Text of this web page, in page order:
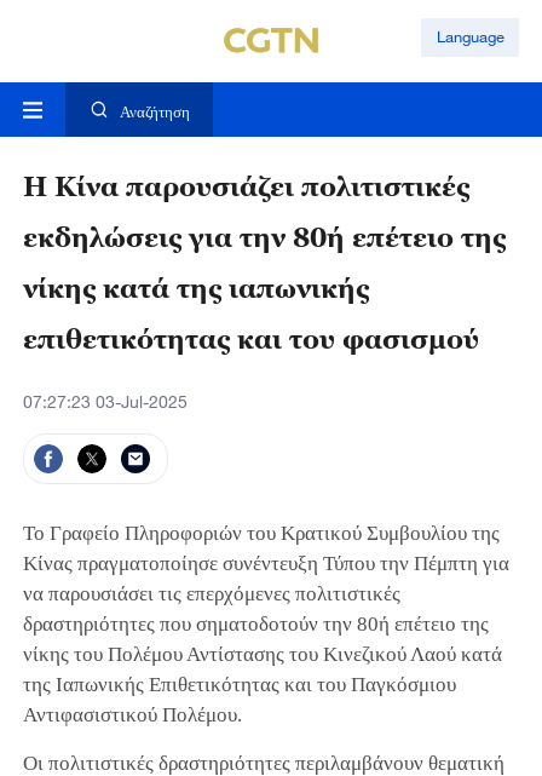
Language
Αναζήτηση
Η Κίνα παρουσιάζει πολιτιστικές
εκδηλώσεις για την 80ή επέτειο της
νίκης κατά της ιαπωνικής
επιθετικότητας και του φασισμού
07:27:23 03-Jul-2025
Το Γραφείο Πληροφοριών του Κρατικού Συμβουλίου της
Κίνας πραγματοποίησε συνέντευξη Τύπου την Πέμπτη για
να παρουσιάσει τις επερχόμενες πολιτιστικές
δραστηριότητες που σηματοδοτούν την 80ή επέτειο της
νίκης του Πολέμου Αντίστασης του Κινεζικού Λαού κατά
της Ιαπωνικής Επιθετικότητας και του Παγκόσμιου
Αντιφασιστικού Πολέμου.
Οι πολιτιστικές δραστηριότητες περιλαμβάνουν θεματική